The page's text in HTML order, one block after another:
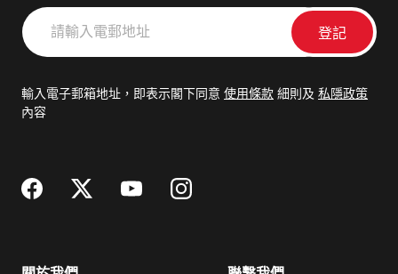
請
輸
郵
輸入電子郵箱地址，即表示閣下同意 使用條款 細則及 私隱政策
內容